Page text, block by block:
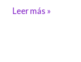
Leer más »